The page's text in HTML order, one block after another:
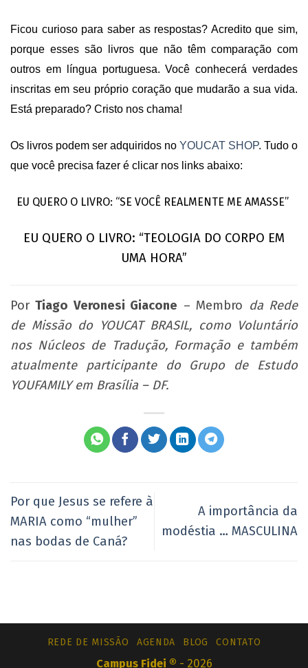
Ficou curioso para saber as respostas? Acredito que sim,
porque esses são livros que não têm comparação com
outros em língua portuguesa. Você conhecerá verdades
inscritas em seu próprio coração que mudarão a sua vida.
Está preparado? Cristo nos chama!
Os livros podem ser adquiridos no YOUCAT SHOP. Tudo o
que você precisa fazer é clicar nos links abaixo:
EU QUERO O LIVRO: “SE VOCÊ REALMENTE ME AMASSE”
EU QUERO O LIVRO: “TEOLOGIA DO CORPO EM
UMA HORA”
PorTiago Veronesi Giacone – Membro da Rede
de Missão do YOUCAT BRASIL, como Voluntário
nos Núcleos de Tradução, Formação e também
atualmente participante do Grupo de Estudo
YOUFAMILY em Brasília – DF.
Por que Jesus se refere à
MARIA como “mulher”
nas bodas de Caná?
A importância da
modéstia … MASCULINA
REDE DE MISSÃO AGENDA BLOG CONTATO
Campus Fidei ® - 2026